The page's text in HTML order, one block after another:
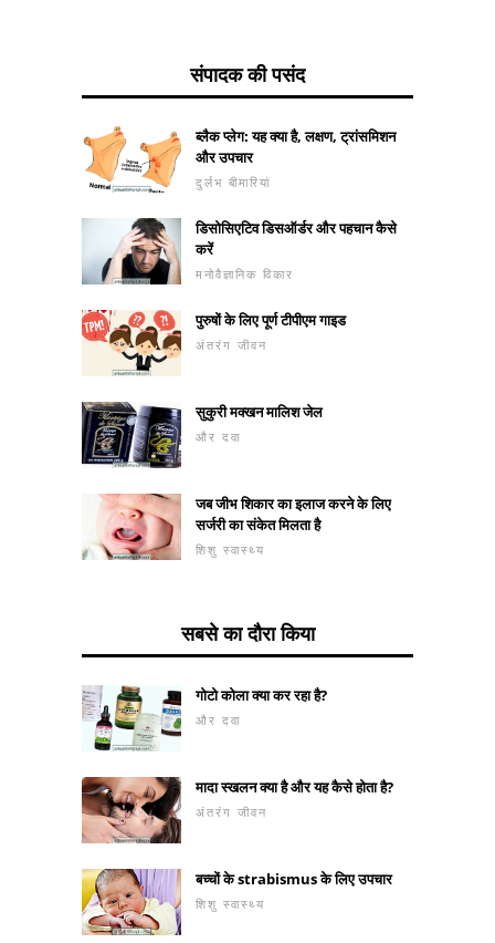
संपादक की पसंद
ब्लैक प्लेग: यह क्या है, लक्षण, ट्रांसमिशन
और उपचार
दुर्लभ बीमारियां
डिसोसिएटिव डिसऑर्डर और पहचान कैसे
करें
मनोवैज्ञानिक विकार
पुरुषों के लिए पूर्ण टीपीएम गाइड
अंतरंग जीवन
सुकुरी मक्खन मालिश जेल
और दवा
जब जीभ शिकार का इलाज करने के लिए
सर्जरी का संकेत मिलता है
शिशु स्वास्थ्य
सबसे का दौरा किया
गोटो कोला क्या कर रहा है?
और दवा
मादा स्खलन क्या है और यह कैसे होता है?
अंतरंग जीवन
बच्चों के strabismus के लिए उपचार
शिशु स्वास्थ्य